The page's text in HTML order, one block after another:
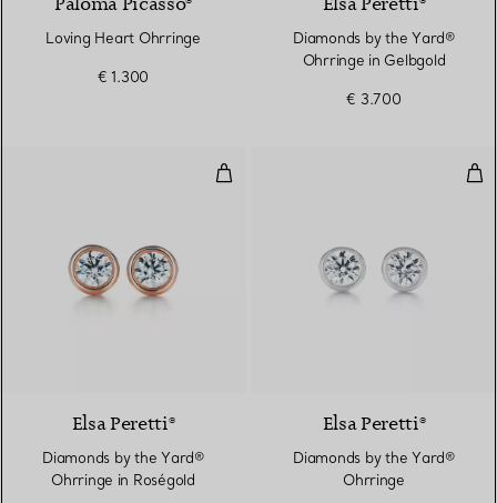
Loving Heart Ohrringe
€ 1.300
Diamonds by the Yard®
Ohrringe in Gelbgold
€ 3.700
Diamonds by the Yard®
Elsa Peretti®
Diamonds by the Yard®
Ohrringe in Roségold
Elsa Peretti®
Diamonds by the Yard®
Ohrringe